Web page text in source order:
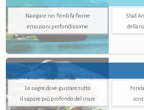
Navigare nei fiordi fa fiorire
emozioni profondissime
Stad
della
Le sagre dove gustare tutto
il sapore più profondo del mare